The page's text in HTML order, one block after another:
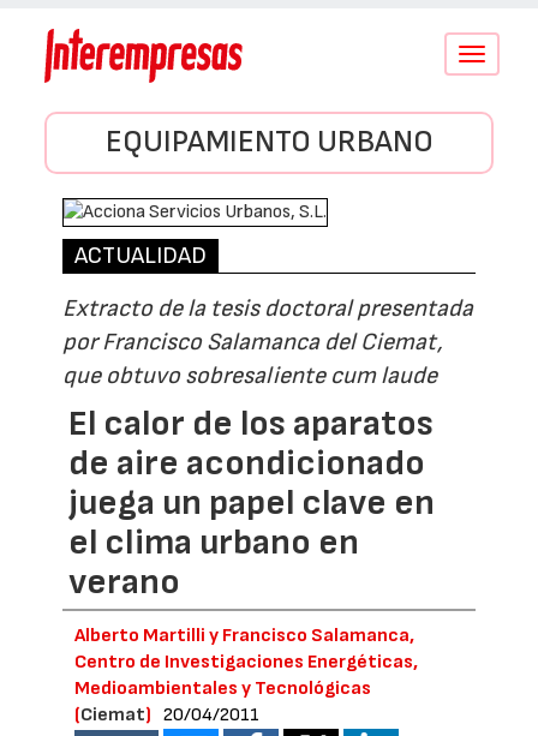
Conmutar
EQUIPAMIENTO URBANO
ACTUALIDAD
Extracto de la tesis doctoral presentada
por Francisco Salamanca del Ciemat,
que obtuvo sobresaliente cum laude
El calor de los aparatos
de aire acondicionado
juega un papel clave en
el clima urbano en
verano
Alberto Martilli y Francisco Salamanca,
Centro de Investigaciones Energéticas,
Medioambientales y Tecnológicas
(Ciemat) 20/04/2011